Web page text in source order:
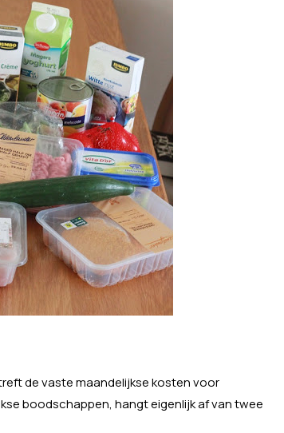
de vaste maandelijkse kosten voor
boodschappen, hangt eigenlijk af van twee